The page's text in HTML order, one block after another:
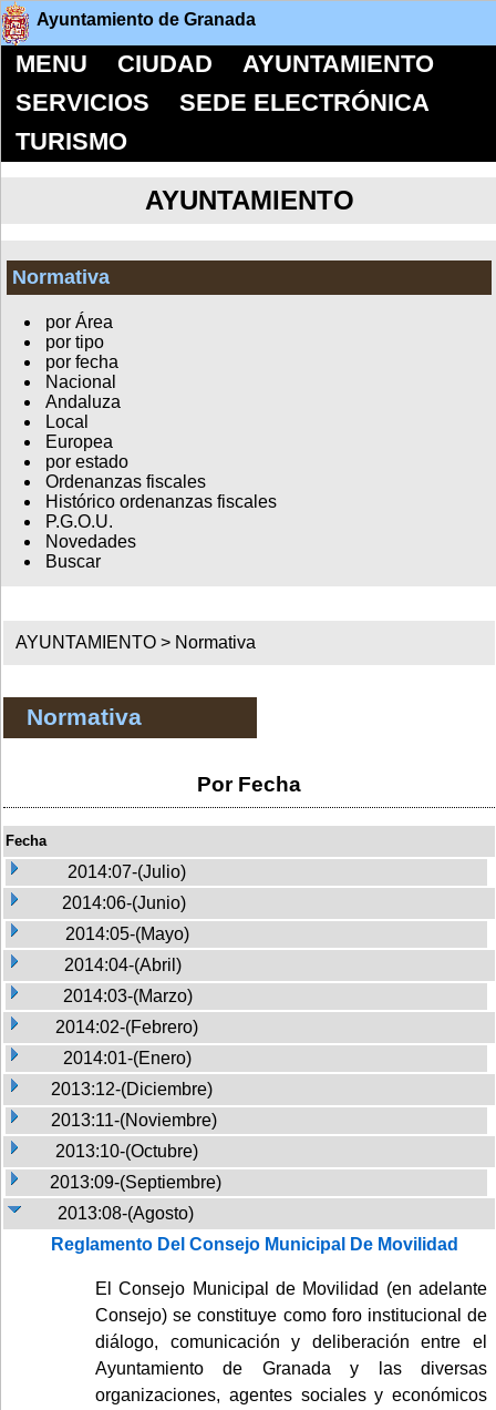
Ayuntamiento de Granada
MENU CIUDAD
AYUNTAMIENTO
SERVICIOS
SEDE ELECTRÓNICA
TURISMO
AYUNTAMIENTO
Normativa
por Área
por tipo
por fecha
Nacional
Andaluza
Local
Europea
por estado
Ordenanzas fiscales
Histórico ordenanzas fiscales
P.G.O.U.
Novedades
Buscar
AYUNTAMIENTO > Normativa
Normativa
Por Fecha
Fecha
2014:07-(Julio)
2014:06-(Junio)
2014:05-(Mayo)
2014:04-(Abril)
2014:03-(Marzo)
2014:02-(Febrero)
2014:01-(Enero)
2013:12-(Diciembre)
2013:11-(Noviembre)
2013:10-(Octubre)
2013:09-(Septiembre)
2013:08-(Agosto)
Reglamento Del Consejo Municipal De Movilidad
El Consejo Municipal de Movilidad (en adelante
Consejo) se constituye como foro institucional de
diálogo, comunicación y deliberación entre el
Ayuntamiento de Granada y las diversas
organizaciones, agentes sociales y económicos